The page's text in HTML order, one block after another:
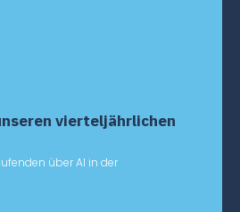
vierteljährlichen
über AI in der